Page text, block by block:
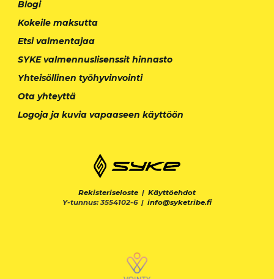
Blogi
Kokeile maksutta
Etsi valmentajaa
SYKE valmennuslisenssit hinnasto
Yhteisöllinen työhyvinvointi
Ota yhteyttä
Logoja ja kuvia vapaaseen käyttöön
Rekisteriseloste | Käyttöehdot
Y-tunnus: 3554102-6 | info@syketribe.fi